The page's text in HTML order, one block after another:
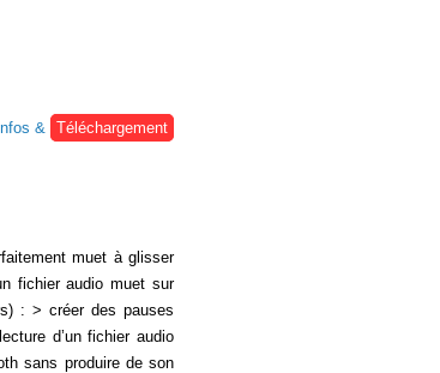
&
Téléchargement
muet à glisser
fichier audio muet sur
: > créer des pauses
d’un fichier audio
sans produire de son